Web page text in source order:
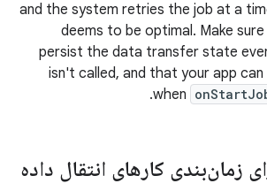
and the system retries the job at a
deems to be optimal. Make
persist the data transfer state
isn't called, and that your app
when
زمان‌بندی کارهای انتقال داده